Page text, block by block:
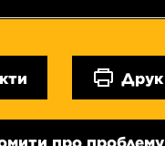
Друк
про проблему